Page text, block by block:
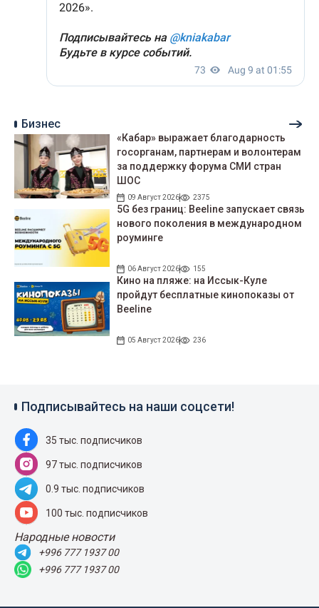
Бизнес
«Кабар» выражает благодарность
госорганам, партнерам и волонтерам
за поддержку форума СМИ стран
ШОС
09 Август 2026 2375
5G без границ: Beeline запускает связь
нового поколения в международном
роуминге
06 Август 2026 155
Кино на пляже: на Иссык-Куле
пройдут беcплатные кинопоказы от
Beeline
05 Август 2026 236
Подписывайтесь на наши соцсети!
35 тыс. подписчиков
97 тыс. подписчиков
0.9 тыс. подписчиков
100 тыс. подписчиков
Народные новости
+996 777 1937 00
+996 777 1937 00